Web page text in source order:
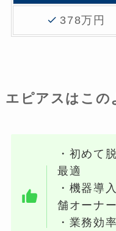
378万円
エピアスはこの
・初めて
最適
・機器導
舗オーナー
・業務効